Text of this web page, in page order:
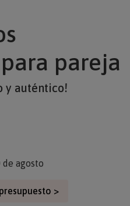
pareja
y auténtico!
agosto
>